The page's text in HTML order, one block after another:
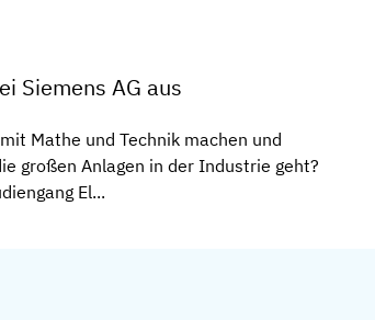
Siemens AG aus
Mathe und Technik machen und
großen Anlagen in der Industrie geht?
El...